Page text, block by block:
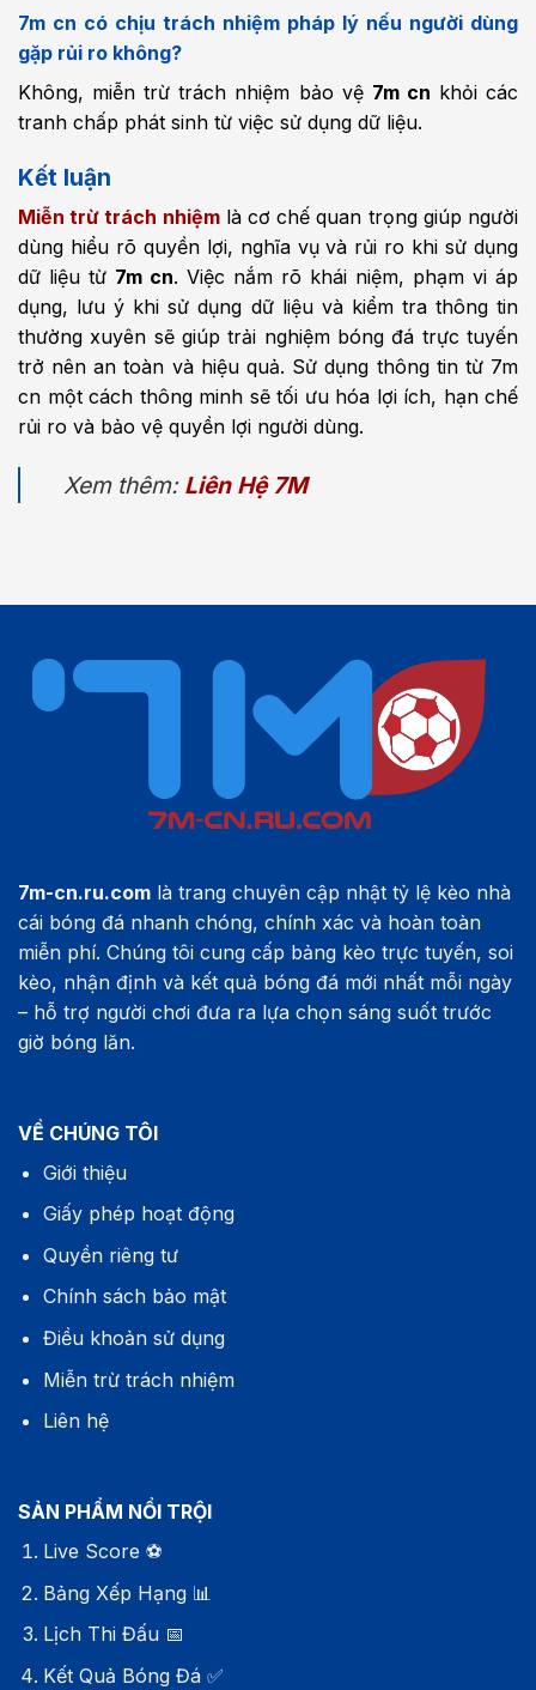
7m cn có chịu trách nhiệm pháp lý nếu người dùng
gặp rủi ro không?
Không, miễn trừ trách nhiệm bảo vệ 7m cn khỏi các
tranh chấp phát sinh từ việc sử dụng dữ liệu.
Kết luận
Miễn trừ trách nhiệmlà cơ chế quan trọng giúp người
dùng hiểu rõ quyền lợi, nghĩa vụ và rủi ro khi sử dụng
dữ liệu từ 7m cn. Việc nắm rõ khái niệm, phạm vi áp
dụng, lưu ý khi sử dụng dữ liệu và kiểm tra thông tin
thường xuyên sẽ giúp trải nghiệm bóng đá trực tuyến
trở nên an toàn và hiệu quả. Sử dụng thông tin từ 7m
cn một cách thông minh sẽ tối ưu hóa lợi ích, hạn chế
rủi ro và bảo vệ quyền lợi người dùng.
Xem thêm: Liên Hệ 7M
7m-cn.ru.com là trang chuyên cập nhật tỷ lệ kèo nhà
cái bóng đá nhanh chóng, chính xác và hoàn toàn
miễn phí. Chúng tôi cung cấp bảng kèo trực tuyến, soi
kèo, nhận định và kết quả bóng đá mới nhất mỗi ngày
– hỗ trợ người chơi đưa ra lựa chọn sáng suốt trước
giờ bóng lăn.
VỀ CHÚNG TÔI
Giới thiệu
Giấy phép hoạt động
Quyền riêng tư
Chính sách bảo mật
Điều khoản sử dụng
Miễn trừ trách nhiệm
Liên hệ
SẢN PHẨM NỔI TRỘI
Live Score ⚽
Bảng Xếp Hạng📊
Lịch Thi Đấu📅
Kết Quả Bóng Đá✅